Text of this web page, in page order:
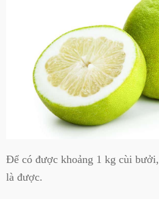
Để có được khoảng 1 kg cùi
là được.